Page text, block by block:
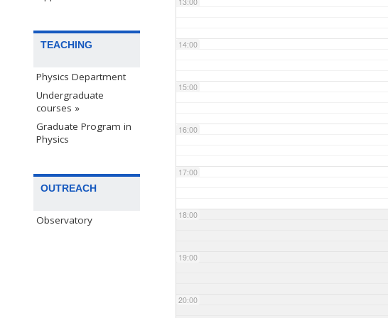
TEACHING
Physics Department
Undergraduate
courses »
Graduate Program in
Physics
OUTREACH
Observatory
14:00
15:00
16:00
17:00
18:00
19:00
20:00